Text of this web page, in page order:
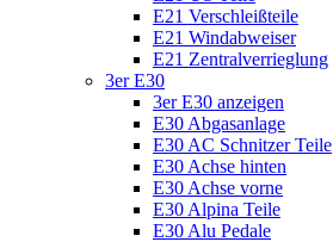
E21 Verschleißteile
E21 Windabweiser
E21 Zentralverrieglung
3er E30
3er E30 anzeigen
E30 Abgasanlage
E30 AC Schnitzer Teile
E30 Achse hinten
E30 Achse vorne
E30 Alpina Teile
E30 Alu Pedale